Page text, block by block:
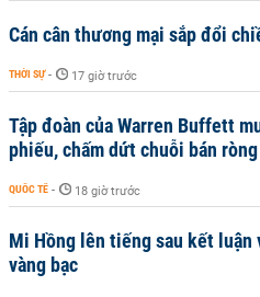
Cán cân thương mại sắp đổi
THỜI SỰ - 17 giờ trước
Tập đoàn của Warren Buffett
phiếu, chấm dứt chuỗi bán
QUỐC TẾ - 18 giờ trước
Mi Hồng lên tiếng sau kết
vàng bạc